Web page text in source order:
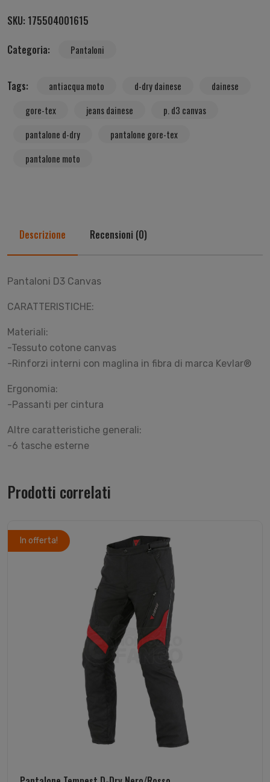
SKU: 175504001615
Categoria:
Pantaloni
Tags: antiacqua moto d-dry dainese
dainese
gore-tex
jeans dainese
p. d3 canvas
pantalone d-dry
pantalone gore-tex
pantalone moto
Descrizione Recensioni (0)
Pantaloni D3 Canvas
CARATTERISTICHE:
Materiali:
-Tessuto cotone canvas
-Rinforzi interni con maglina in fibra di marca Kevlar®
Ergonomia:
-Passanti per cintura
Altre caratteristiche generali:
-6 tasche esterne
Prodotti correlati
In offerta!